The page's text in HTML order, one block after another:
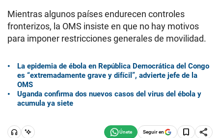
Mientras algunos países endurecen controles
fronterizos, la OMS insiste en que no hay motivos
para imponer restricciones generales de movilidad.
La epidemia de ébola en República Democrática del Congo
es “extremadamente grave y difícil”, advierte jefe de la
OMS
Uganda confirma dos nuevos casos del virus del ébola y
acumula ya siete
Seguir en